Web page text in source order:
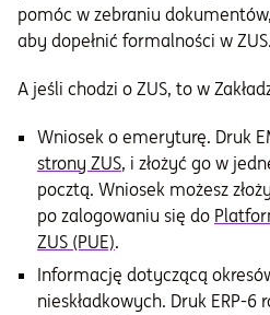
pomóc w zebraniu
aby dopełnić formalności w ZUS.
A jeśli chodzi o ZUS, to w
Wniosek o emeryturę. Druk
strony ZUS, i złożyć go w
pocztą. Wniosek możesz
po zalogowaniu się do
ZUS (PUE).
Informację dotyczącą
nieskładkowych. Druk ERP-